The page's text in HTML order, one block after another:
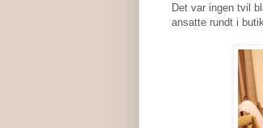
Det var ingen tvil
ansatte rundt i